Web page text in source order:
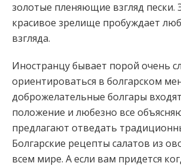
золотые пленяющие взгляд пески.
красивое зрелище пробуждает
взгляда.
Иностранцу бывает порой очень
ориентироваться в болгарском
доброжелательные болгары
положение и любезно все
предлагают отведать
Болгарские рецепты салатов из
всем мире. А если вам придется